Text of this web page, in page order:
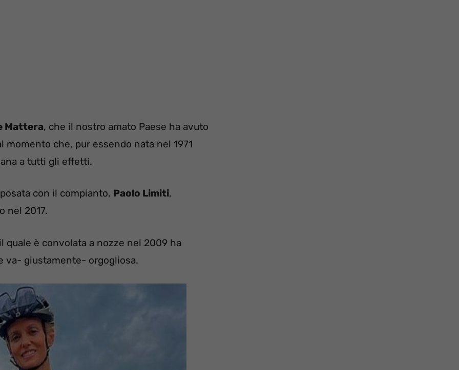
Mattera, che il nostro amato Paese ha avuto
momento che, pur essendo nata nel 1971
a tutti gli effetti.
con il compianto, Paolo Limiti,
nel 2017.
quale è convolata a nozze nel 2009 ha
va- giustamente- orgogliosa.